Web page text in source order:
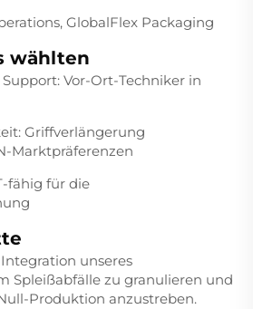
GlobalFlex Packaging
wählten
Vor-Ort-Techniker in
Griffverlängerung
Marktpräferenzen
fähig für die
unseres
Spleißabfälle zu granulieren und
Produktion anzustreben.